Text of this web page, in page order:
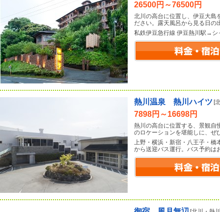
26500円～76500円
北川の高台に位置し、伊豆大島
ださい。露天風呂から見る日の
私鉄伊豆急行線 伊豆熱川駅→シ
熱川温泉 熱川ハイツ [
7898円～16698円
熱川の高台に位置する、景観自
のロケーションを堪能しに、ぜ
上野・横浜・新宿・八王子・橋
から送迎バス運行。バス予約は